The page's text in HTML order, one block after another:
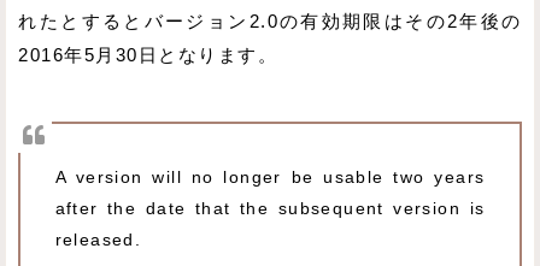
れたとするとバージョン2.0の有効期限はその2年後の
2016年5月30日となります。
A version will no longer be usable two years
after the date that the subsequent version is
released.